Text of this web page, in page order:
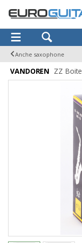
Anche saxophone
VANDOREN ZZ